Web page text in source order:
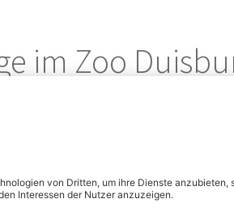
im Zoo
entdecken.
Gemeinsam mit den
gehen, werden zu